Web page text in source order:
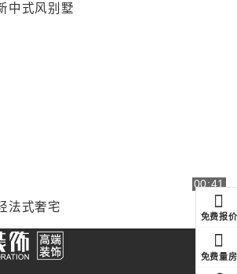
中式风别墅
00:41
法式奢宅
免费报价
免费量房